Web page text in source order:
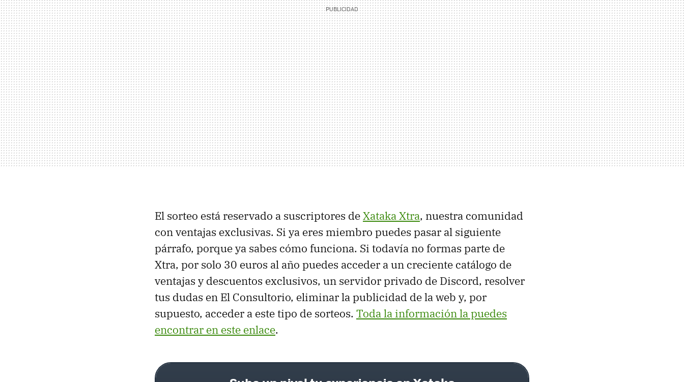
El sorteo está reservado a suscriptores deXataka Xtra, nuestra comunidad
con ventajas exclusivas. Si ya eres miembro puedes pasar al siguiente
párrafo, porque ya sabes cómo funciona. Si todavía no formas parte de
Xtra, por solo 30 euros al año puedes acceder a un creciente catálogo de
ventajas y descuentos exclusivos, un servidor privado de Discord, resolver
tus dudas en El Consultorio, eliminar la publicidad de la web y, por
supuesto, acceder a este tipo de sorteos. Toda la información la puedes
encontrar en este enlace.